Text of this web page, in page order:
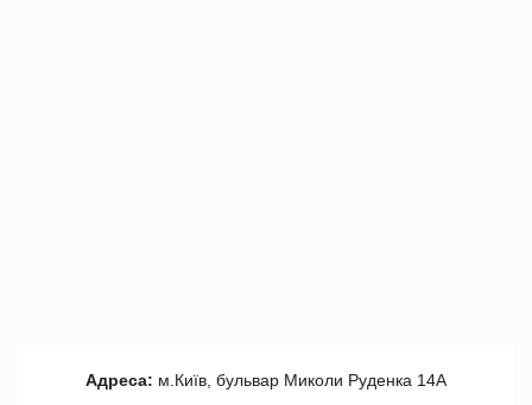
Адреса: м.Київ, бульвар Миколи Руденка 14А